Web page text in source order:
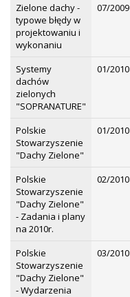
Zielone dachy -
typowe błędy w
projektowaniu i
wykonaniu
07/2009
Systemy
dachów
zielonych
"SOPRANATURE"
01/2010
Polskie
Stowarzyszenie
"Dachy Zielone"
01/2010
Polskie
Stowarzyszenie
"Dachy Zielone"
- Zadania i plany
na 2010r.
02/2010
Polskie
Stowarzyszenie
"Dachy Zielone"
- Wydarzenia
03/2010